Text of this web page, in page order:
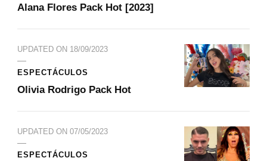
Alana Flores Pack Hot [2023]
UPDATED ON 18/09/2023
ESPECTÁCULOS
Olivia Rodrigo Pack Hot
UPDATED ON 07/05/2023
ESPECTÁCULOS